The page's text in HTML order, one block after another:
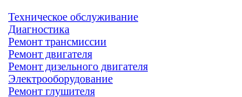
Техническое обслуживание
Диагностика
Ремонт трансмиссии
Ремонт двигателя
Ремонт дизельного двигателя
Электрооборудование
Ремонт глушителя